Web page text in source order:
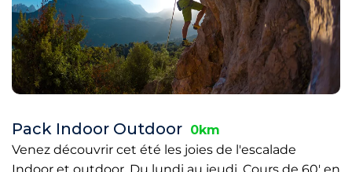
Pack Indoor Outdoor 0km
Venez découvrir cet été les joies de l'escalade